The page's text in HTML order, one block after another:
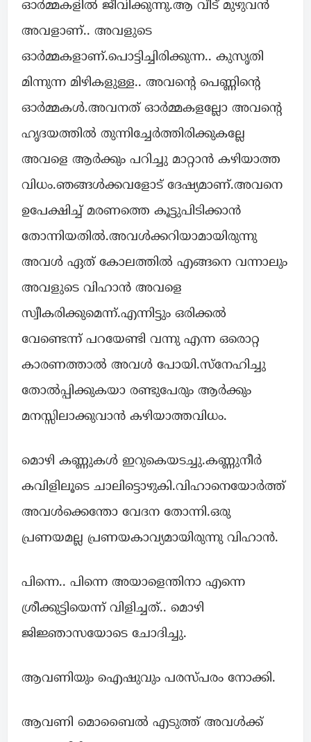
ഓർമ്മകളിൽ ജീവിക്കുന്നു.ആ വീട് മുഴുവൻ
അവളാണ്.. അവളുടെ
ഓർമ്മകളാണ്.പൊട്ടിച്ചിരിക്കുന്ന.. കുസൃതി
മിന്നുന്ന മിഴികളുള്ള.. അവന്റെ പെണ്ണിന്റെ
ഓർമ്മകൾ.അവനത് ഓർമ്മകളല്ലോ അവന്റെ
ഹൃദയത്തിൽ തുന്നിച്ചേർത്തിരിക്കുകല്ലേ
അവളെ ആർക്കും പറിച്ചു മാറ്റാൻ കഴിയാത്ത
വിധം.ഞങ്ങൾക്കവളോട് ദേഷ്യമാണ്.അവനെ
ഉപേക്ഷിച്ച് മരണത്തെ കൂട്ടുപിടിക്കാൻ
തോന്നിയതിൽ.അവൾക്കറിയാമായിരുന്നു
അവൾ ഏത് കോലത്തിൽ എങ്ങനെ വന്നാലും
അവളുടെ വിഹാൻ അവളെ
സ്വീകരിക്കുമെന്ന്.എന്നിട്ടും ഒരിക്കൽ
വേണ്ടെന്ന് പറയേണ്ടി വന്നു എന്ന ഒരൊറ്റ
കാരണത്താൽ അവൾ പോയി.സ്നേഹിച്ചു
തോൽപ്പിക്കുകയാ രണ്ടുപേരും ആർക്കും
മനസ്സിലാക്കുവാൻ കഴിയാത്തവിധം.
മൊഴി കണ്ണുകൾ ഇറുകെയടച്ചു.കണ്ണുനീർ
കവിളിലൂടെ ചാലിട്ടൊഴുകി.വിഹാനെയോർത്ത്
അവൾക്കെന്തോ വേദന തോന്നി.ഒരു
പ്രണയമല്ല പ്രണയകാവ്യമായിരുന്നു വിഹാൻ.
പിന്നെ.. പിന്നെ അയാളെന്തിനാ എന്നെ
ശ്രീക്കുട്ടിയെന്ന് വിളിച്ചത്.. മൊഴി
ജിജ്ഞാസയോടെ ചോദിച്ചു.
ആവണിയും ഐഷുവും പരസ്പരം നോക്കി.
ആവണി മൊബൈൽ എടുത്ത് അവൾക്ക്